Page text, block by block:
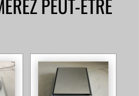
PEUT-ÊTRE